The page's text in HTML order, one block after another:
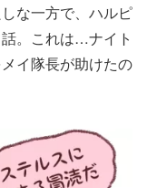
な一方で、ハルピ
。これは…ナイト
イ隊長が助けたの